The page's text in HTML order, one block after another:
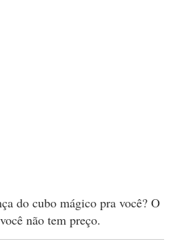
do cubo mágico pra você? O
não tem preço.